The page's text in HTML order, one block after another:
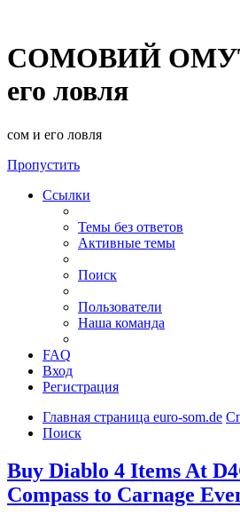
СОМОВИЙ ОМУТ
его ловля
сом и его ловля
Пропустить
Ссылки
Темы без ответов
Активные темы
Поиск
Пользователи
Наша команда
FAQ
Вход
Регистрация
Главная страница euro-som.de
Поиск
Buy Diablo 4 Items At
Compass to Carnage